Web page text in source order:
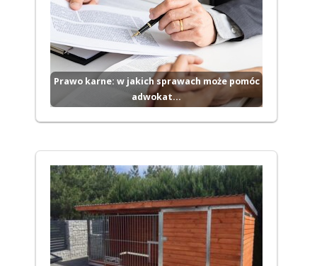
Prawo karne: w jakich sprawach może pomóc
adwokat…